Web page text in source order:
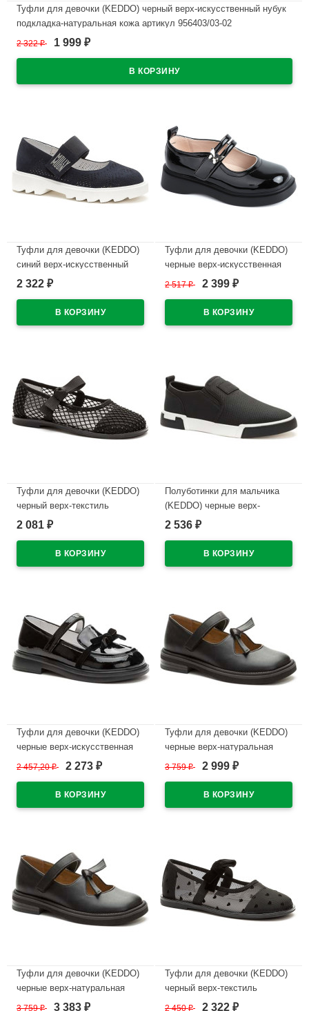
Туфли для девочки (KEDDO) черный верх-искусственный нубук
подкладка-натуральная кожа артикул 956403/03-02
В наличии
2 322₽ 1 999 ₽
Туфли для девочки (KEDDO)
синий верх-искусственный
нубук подкладка-натуральная
2 322 ₽
Туфли для девочки (KEDDO)
черные верх-искусственная
кожа лак подкладка-
558007/03-01
2 517₽ 2 399 ₽
Туфли для девочки (KEDDO)
черный верх-текстиль
подкладка-натуральная кожа
2 081 ₽
Полуботинки для мальчика
(KEDDO) черные верх-
искусственная кожа
артикул 558145/25-01
2 536 ₽
Туфли для девочки (KEDDO)
черные верх-искусственная
кожа лак подкладка-
956401/06-02
2 457,20₽ 2 273 ₽
Туфли для девочки (KEDDO)
черные верх-натуральная
кожа подкладка-натуральная
3 759₽ 2 999 ₽
Туфли для девочки (KEDDO)
черные верх-натуральная
кожа подкладка-натуральная
3 759₽ 3 383 ₽
Туфли для девочки (KEDDO)
черный верх-текстиль
подкладка-натуральная кожа
2 450₽ 2 322 ₽